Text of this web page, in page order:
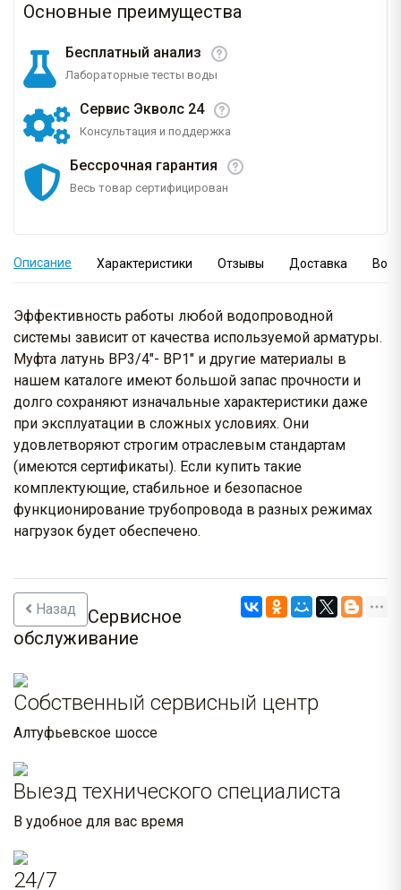
Основные преимущества
Бесплатный анализ
Лабораторные тесты воды
Сервис Экволс 24
Консультация и поддержка
Бессрочная гарантия
Весь товар сертифицирован
Описание Характеристики Отзывы Доставка
Эффективность работы любой водопроводной
системы зависит от качества используемой арматуры.
Муфта латунь ВР3/4"- ВР1" и другие материалы в
нашем каталоге имеют большой запас прочности и
долго сохраняют изначальные характеристики даже
при эксплуатации в сложных условиях. Они
удовлетворяют строгим отраслевым стандартам
(имеются сертификаты). Если купить такие
комплектующие, стабильное и безопасное
функционирование трубопровода в разных режимах
нагрузок будет обеспечено.
Назад
Сервисное
обслуживание
Собственный сервисный центр
Алтуфьевское шоссе
Выезд технического специалиста
В удобное для вас время
24/7